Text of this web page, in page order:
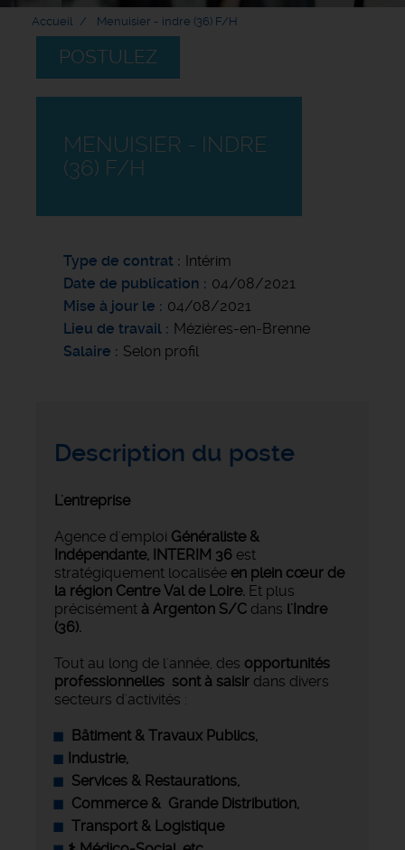
Accueil Menuisier - indre (36) F/H
POSTULEZ
MENUISIER - INDRE
(36) F/H
Type de contrat
Intérim
Date de publication
04/08/2021
Mise à jour le
04/08/2021
Lieu de travail
Mézières-en-Brenne
Salaire
Selon profil
Description du poste
L'entreprise
Agence d'emploi Généraliste &
Indépendante, INTERIM 36 est
stratégiquement localisée en plein cœur de
la région Centre Val de Loire. Et plus
précisément à Argenton S/C dans l'Indre
(36).
Tout au long de l'année, des opportunités
professionnelles sont à saisir dans divers
secteurs d'activités :
Bâtiment & Travaux Publics,
Industrie,
‍ Services & Restaurations,
Commerce & Grande Distribution,
Transport & Logistique